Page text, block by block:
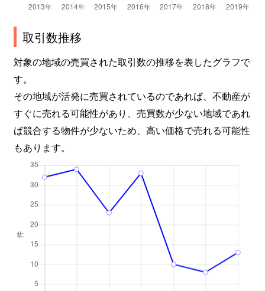
取引数推移
対象の地域の売買された取引数の推移を表したグラフで
す。
その地域が活発に売買されているのであれば、不動産が
すぐに売れる可能性があり、売買数が少ない地域であれ
ば競合する物件が少ないため、高い価格で売れる可能性
もあります。